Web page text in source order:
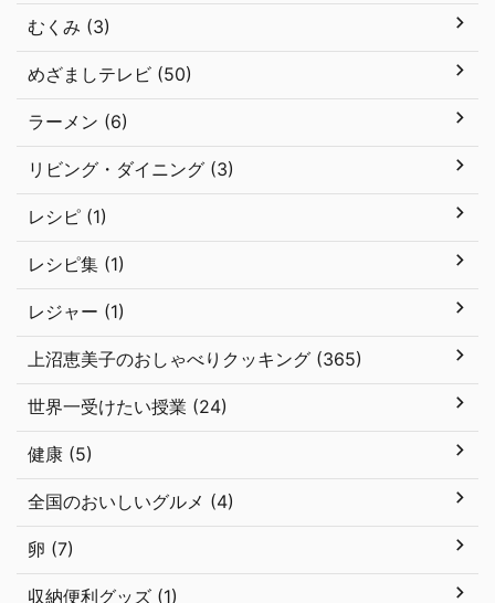
むくみ (3)
めざましテレビ (50)
ラーメン (6)
リビング・ダイニング (3)
レシピ (1)
レシピ集 (1)
レジャー (1)
上沼恵美子のおしゃべりクッキング (365)
世界一受けたい授業 (24)
健康 (5)
全国のおいしいグルメ (4)
卵 (7)
収納便利グッズ (1)